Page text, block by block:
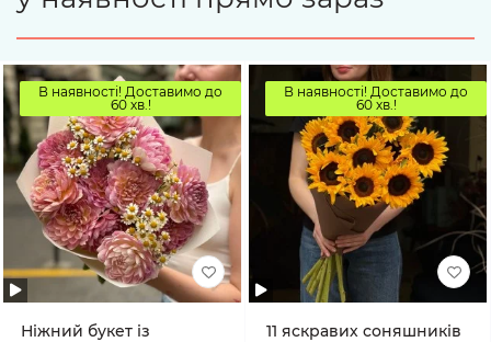
В наявності! Доставимо до
60 хв.!
Ніжний букет із
В наявності! Доставимо до
60 хв.!
11 яскравих соняшників